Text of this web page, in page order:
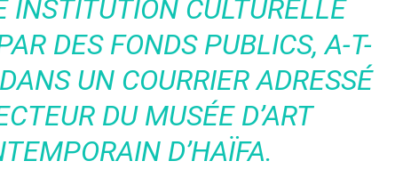
INSTITUTION CULTURELLE
DES FONDS PUBLICS, A-T-
UN COURRIER ADRESSÉ
DU MUSÉE D’ART
D’HAÏFA.